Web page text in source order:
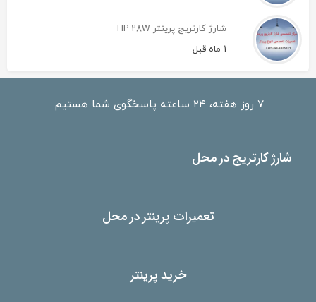
شارژ کارتریج پرینتر HP 28W
1 ماه قبل
۷ روز هفته، ۲۴ ساعته پاسخگوی شما هستیم.
شارژ کارتریج در محل
تعمیرات پرینتر در محل
خرید پرینتر